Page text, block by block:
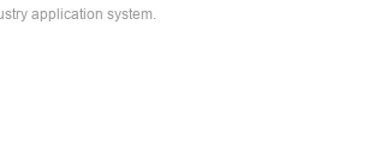
application system.